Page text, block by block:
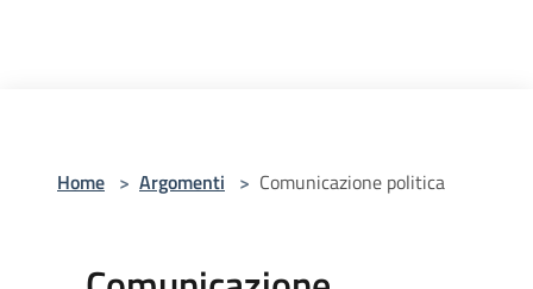
Home > Argomenti > Comunicazione politica